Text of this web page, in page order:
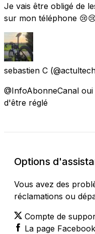
Je vais être obligé de
sur mon téléphone
sebastien C
@InfoAbonneCanal
d'être réglé
Options
Vous avez des
réclamations ou
Compte de
La page Facebook